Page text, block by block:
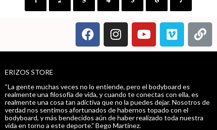
ERIZOS STORE
“La gente muchas veces no lo entiende, pero el bodyboard es
realmente una filosofía de vida, y cuando te conectas con ella, es
realmente una cosa tan adictiva que no la puedes dejar. Nosotros de
verdad nos sentimos afortunados de habernos topado con el
bodyboard, y más bendecidos aún de haber realizado toda nuestra
vida en torno a este deporte.” Bego Martinez.